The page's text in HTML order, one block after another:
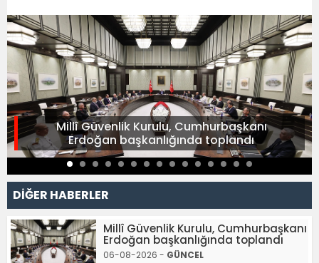
Millî Güvenlik Kurulu, Cumhurbaşkanı
Erdoğan başkanlığında toplandı
DİĞER HABERLER
Millî Güvenlik Kurulu, Cumhurbaşkanı
Erdoğan başkanlığında toplandı
06-08-2026 - GÜNCEL